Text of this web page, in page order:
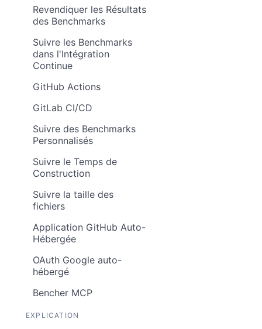
Revendiquer les Résultats
des Benchmarks
Suivre les Benchmarks
dans l'Intégration
Continue
GitHub Actions
GitLab CI/CD
Suivre des Benchmarks
Personnalisés
Suivre le Temps de
Construction
Suivre la taille des
fichiers
Application GitHub Auto-
Hébergée
OAuth Google auto-
hébergé
Bencher MCP
EXPLICATION